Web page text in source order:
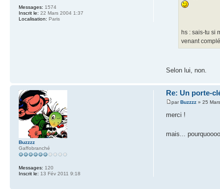
hs : sais-tu si
venant
Selon lui, non.
Messages: 1574
Inscrit le: 22 Mars 2004 1:37
Localisation: Paris
Re: Un porte-
parBuzzzz » 25
merci !
mais...
Buzzzz
Gaffobranché
Messages: 120
Inscrit le: 13 Fév 2011 9:18